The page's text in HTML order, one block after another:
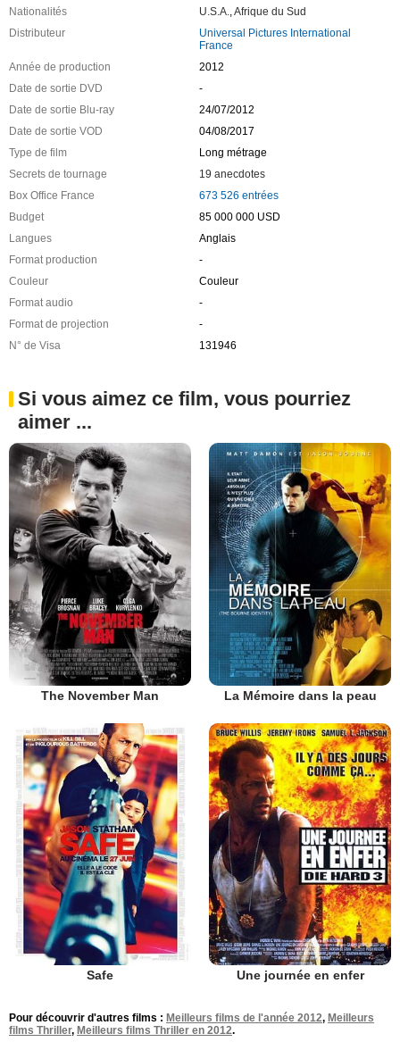
Nationalités U.S.A.,Afrique du Sud
Distributeur
Universal Pictures International
France
Année de production
2012
Date de sortie DVD
-
Date de sortie Blu-ray
24/07/2012
Date de sortie VOD
04/08/2017
Type de film
Long métrage
Secrets de tournage
19 anecdotes
Box Office France
673 526 entrées
Budget
85 000 000 USD
Langues
Anglais
Format production
-
Couleur
Couleur
Format audio
-
Format de projection
-
N° de Visa
131946
Si vous aimez ce film, vous pourriez
aimer ...
The November Man La Mémoire dans la peau
Safe Une journée en enfer
Pour découvrir d'autres films : Meilleurs films de l'année 2012, Meilleurs
films Thriller, Meilleurs films Thriller en 2012.